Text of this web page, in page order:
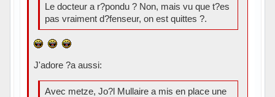
Le docteur a r?pondu ? Non, mais vu que t?es
pas vraiment d?fenseur, on est quittes ?.
J'adore ?a aussi:
Avec metze, Jo?l Mullaire a mis en place une